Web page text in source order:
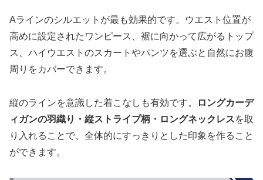
Aラインのシルエットが最も効果的です。ウエスト位置が
高めに設定されたワンピース、裾に向かって広がるトップ
ス、ハイウエストのスカートやパンツを選ぶと自然にお腹
周りをカバーできます。
縦のラインを意識した着こなしも有効です。
ロングカーデ
ィガンの羽織り・縦ストライプ柄・ロングネックレスを取
り入れることで、全体的にすっきりとした印象を作ること
ができます。